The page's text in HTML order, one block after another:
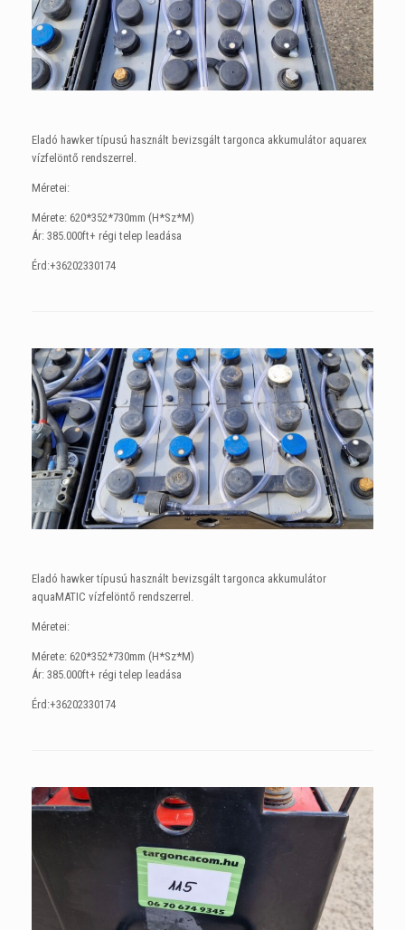
Eladó hawker típusú használt bevizsgált targonca akkumulátor aquarex
vízfelöntő rendszerrel.
Méretei:
Mérete: 620*352*730mm (H*Sz*M)
Ár: 385.000ft+ régi telep leadása
Érd:+36202330174
Eladó hawker típusú használt bevizsgált targonca akkumulátor
aquaMATIC vízfelöntő rendszerrel.
Méretei:
Mérete: 620*352*730mm (H*Sz*M)
Ár: 385.000ft+ régi telep leadása
Érd:+36202330174